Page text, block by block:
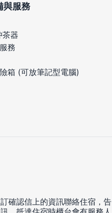
與服務
茶器
務
箱 (可放筆記型電腦)
確認信上的資訊聯絡住宿，告